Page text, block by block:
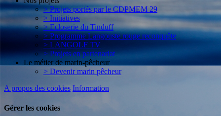
> Projets portés par le CDPMEM 29
> Initiatives
> Ecloserie du Tinduff
> Programme Langouste rouge reconquête
> LANGOLF TV
> Projets en partenariat
Le métier de marin-pêcheur
> Devenir marin pêcheur
A propos des cookies Information
Gérer les cookies